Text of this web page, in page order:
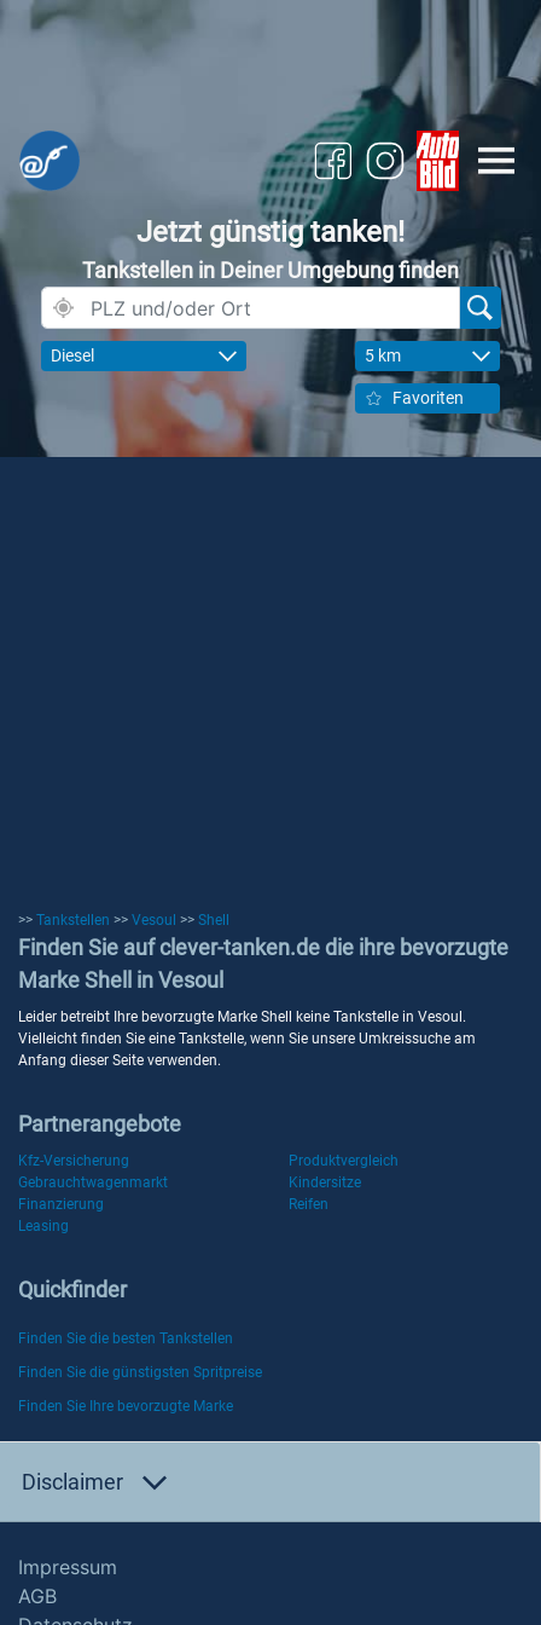
Jetzt günstig tanken!
Tankstellen in Deiner Umgebung finden
Diesel 5 km
Favoriten
>> Tankstellen >> Vesoul >> Shell
Finden Sie auf clever-tanken.de die ihre bevorzugte
Marke Shell in Vesoul
Leider betreibt Ihre bevorzugte Marke Shell keine Tankstelle in Vesoul.
Vielleicht finden Sie eine Tankstelle, wenn Sie unsere Umkreissuche am
Anfang dieser Seite verwenden.
Partnerangebote
Kfz-Versicherung
Produktvergleich
Gebrauchtwagenmarkt
Kindersitze
Finanzierung
Reifen
Leasing
Quickfinder
Finden Sie die besten Tankstellen
Finden Sie die günstigsten Spritpreise
Finden Sie Ihre bevorzugte Marke
Disclaimer
Impressum
AGB